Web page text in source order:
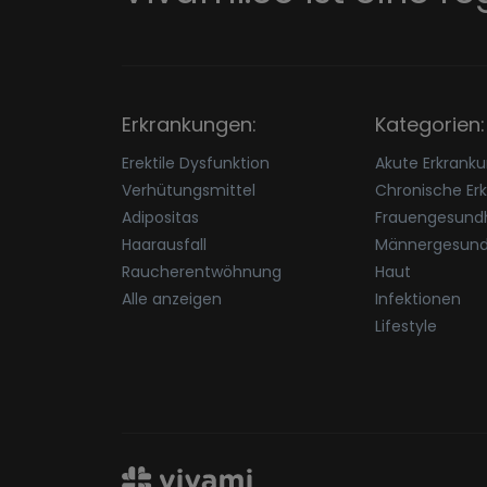
Erkrankungen:
Erektile Dysfunktion
Verhütungsmittel
Adipositas
Haarausfall
Raucherentwöhnung
Alle anzeigen
Kategorien:
Akute
Chronische
Haut
Infektionen
Lifestyle